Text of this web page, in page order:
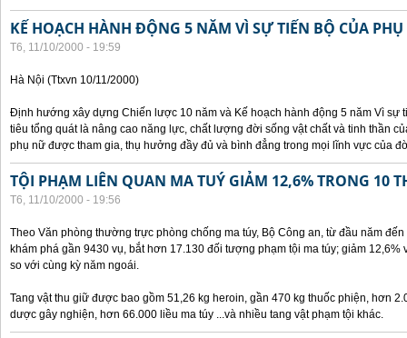
KẾ HOẠCH HÀNH ĐỘNG 5 NĂM VÌ SỰ TIẾN BỘ CỦA
T6, 11/10/2000 - 19:59
Hà Nội (Ttxvn 10/11/2000)
Định hướng xây dựng Chiến lược 10 năm và Kế hoạch hành động 5 năm Vì sự
tiêu tổng quát là nâng cao năng lực, chất lượng đời sống vật chất và tinh thần
phụ nữ được tham gia, thụ hưởng đầy đủ và bình đẳng trong mọi lĩnh vực của
TỘI PHẠM LIÊN QUAN MA TUÝ GIẢM 12,6% TRONG 10
T6, 11/10/2000 - 19:56
Theo Văn phòng thường trực phòng chống ma túy, Bộ Công an, từ đầu năm
khám phá gần 9430 vụ, bắt hơn 17.130 đối tượng phạm tội ma túy; giảm 12,6%
so với cùng kỳ năm ngoái.
Tang vật thu giữ được bao gồm 51,26 kg heroin, gần 470 kg thuốc phiện, hơn
dược gây nghiện, hơn 66.000 liều ma túy ...và nhiều tang vật phạm tội khác.